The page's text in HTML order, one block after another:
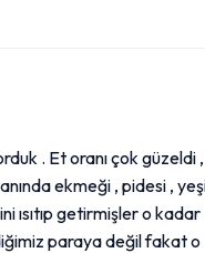
. Et oranı çok güzeldi ,
ekmeği , pidesi ,
ısıtıp getirmişler o kadar
paraya değil fakat o